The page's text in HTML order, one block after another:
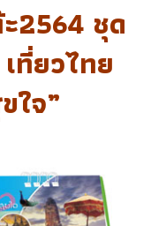
2564 ชุด
ที่ยวไทย
ใจ”